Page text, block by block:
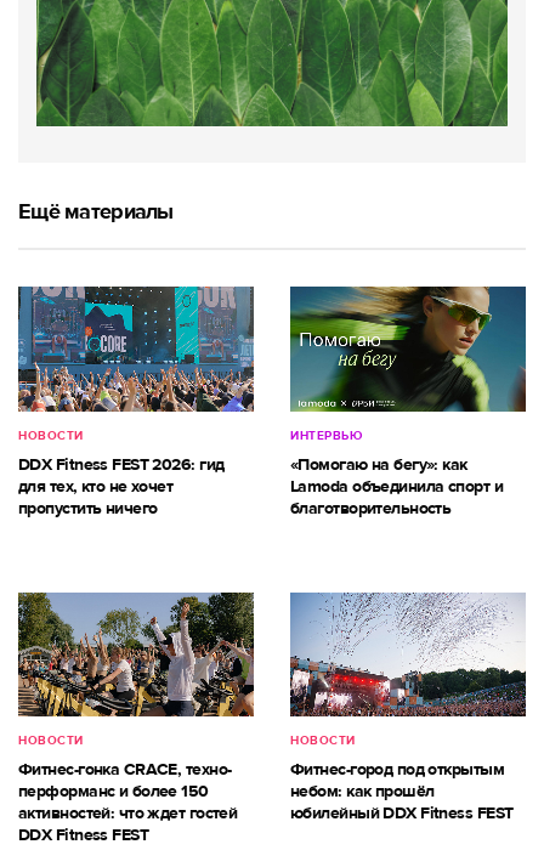
Ещё материалы
НОВОСТИ
DDX Fitness FEST 2026: гид
для тех, кто не хочет
пропустить ничего
ИНТЕРВЬЮ
«Помогаю на бегу»: как
Lamoda объединила спорт и
благотворительность
НОВОСТИ
Фитнес-гонка CRACE, техно-
перформанс и более 150
активностей: что ждет гостей
DDX Fitness FEST
НОВОСТИ
Фитнес-город под открытым
небом: как прошёл
юбилейный DDX Fitness FEST